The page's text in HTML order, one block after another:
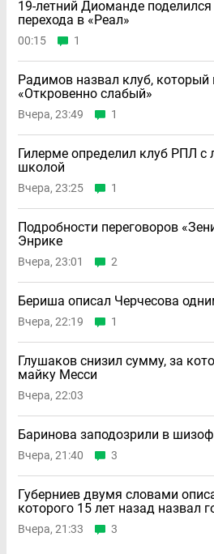
19-летний Диоманде
перехода в «Реал»
00:15 1
Радимов назвал клуб,
«Откровенно слабый»
Вчера, 23:49 1
Гилерме определил клуб РПЛ с
школой
Вчера, 23:25 1
Подробности переговоров
Энрике
Вчера, 23:01 2
Бериша описал Черчесова
Вчера, 22:19 1
Глушаков снизил сумму, за
майку Месси
Вчера, 22:03
Баринова заподозрили в
Вчера, 21:40 3
Губерниев двумя словами
которого 15 лет назад назвал
Вчера, 21:33 3